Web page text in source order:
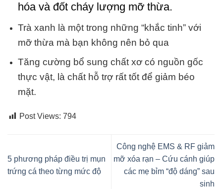
hóa và đốt cháy lượng mỡ thừa.
Trà xanh là một trong những “khắc tinh” với
mỡ thừa mà bạn không nên bỏ qua
Tăng cường bổ sung chất xơ có nguồn gốc
thực vật, là chất hỗ trợ rất tốt để giảm béo
mặt.
Post Views: 794
5 phương pháp điều trị mụn
trứng cá theo từng mức độ
Công nghệ EMS & RF giảm
mỡ xóa rạn – Cứu cánh giúp
các mẹ bỉm “độ dáng” sau
sinh